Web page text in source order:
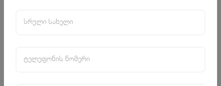
სრული სახელი
ტელეფონის ნომერი